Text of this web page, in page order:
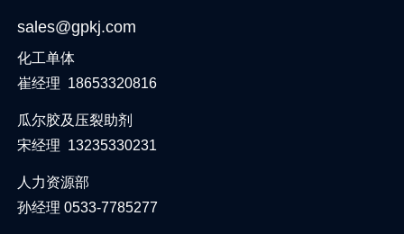
sales@gpkj.com
化工单体
崔经理 18653320816
瓜尔胶及压裂助剂
宋经理 13235330231
人力资源部
孙经理 0533-7785277